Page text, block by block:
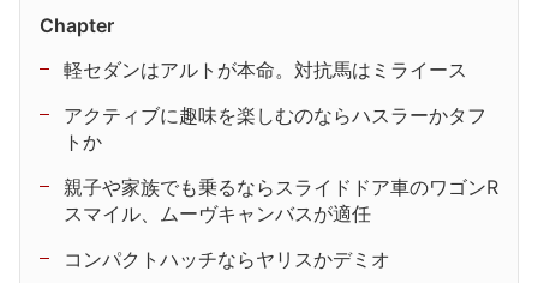
Chapter
軽セダンはアルトが本命。対抗馬はミライース
アクティブに趣味を楽しむのならハスラーかタフ
トか
親子や家族でも乗るならスライドドア車のワゴンR
スマイル、ムーヴキャンバスが適任
コンパクトハッチならヤリスかデミオ